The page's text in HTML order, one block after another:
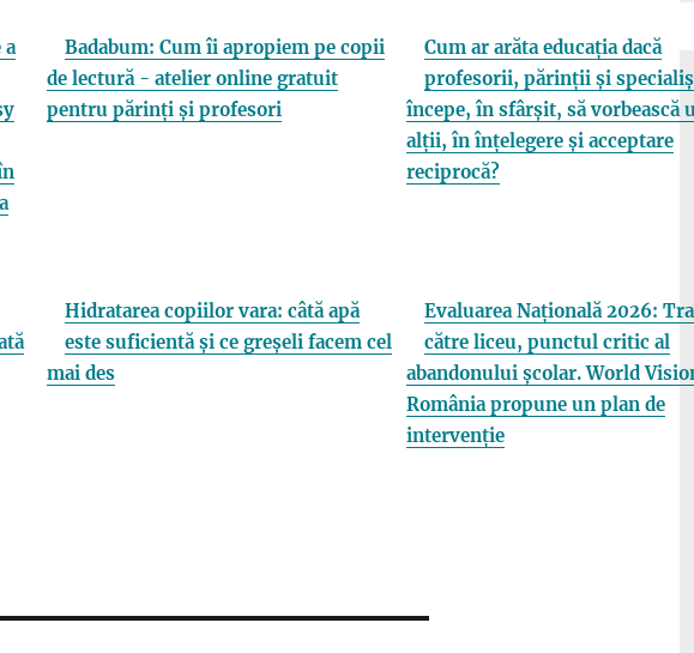
a
Badabum: Cum îi apropiem pe copii
de lectură - atelier online gratuit
pentru părinți și profesori
Cum ar arăta educația dacă
profesorii, părinții și
începe, în sfârșit, să vorbească
alții, în înțelegere și acceptare
reciprocă?
Hidratarea copiilor vara: câtă apă
este suficientă și ce greșeli facem cel
mai des
Evaluarea Națională 2026:
către liceu, punctul critic al
abandonului școlar. World
România propune un plan de
intervenție